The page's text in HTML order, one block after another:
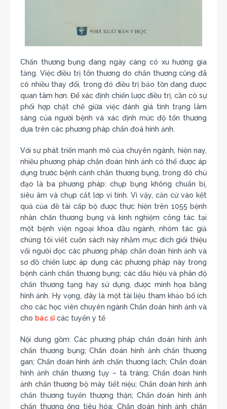
Chấn thương bụng đang ngày càng có xu hướng gia
tăng. Việc điều trị tổn thương do chấn thương cũng đã
có nhiều thay đổi, trong đó điều trị bảo tồn đang được
quan tâm hơn. Để xác định chiến lược điều trị, cần có sự
phối hợp chặt chẽ giữa việc đánh giá tình trạng lâm
sàng của người bệnh và xác định mức độ tổn thương
dựa trên các phương pháp chẩn đoá hình ảnh.
Với sự phát triển mạnh mẽ của chuyên ngành, hiện nay,
nhiều phương pháp chẩn đoán hình ảnh có thể được áp
dụng trước bệnh cảnh chấn thương bụng, trong đó chủ
đạo là ba phương pháp: chụp bụng không chuẩn bị,
siêu âm và chụp cắt lớp vi tính. Vì vậy, căn cứ vào kết
quả của đề tài cấp bộ được thực hiện trên 1055 bệnh
nhân chấn thương bụng và kinh nghiệm công tác tại
một bệnh viện ngoại khoa đầu ngành, nhóm tác giả
chúng tôi viết cuốn sách này nhằm mục đích giối thiệu
vối ngưòi đọc các phương pháp chẩn đoán hình ảnh và
sơ đồ chiến lược áp dụng các phương pháp này trong
bệnh cảnh chấn thương bụng; các dấu hiệu và phân độ
chấn thương tạng hay sử dụng, được minh họa bằng
hình ảnh. Hy vọng, đây là một tài liệu tham khảo bổ ích
cho các học viên chuyên ngành Chẩn đoán hình ảnh và
cho bác sĩcác tuyến y tế
Nội dung gồm: Các phương pháp chẩn đoán hình ảnh
chấn thương bụng; Chẩn đoán hình ảnh chấn thương
gan; Chẩn đoán hình ảnh chấn thương lách; Chẩn đoán
hình ảnh chấn thương tụy – tá tràng; Chẩn đoán hình
ảnh chấn thương bộ máy tiết niệu; Chẩn đoán hình ảnh
chấn thương tuyến thượng thận; Chẩn đoán hình ảnh
chấn thương ống tiêu hóa; Chẩn đoán hình ảnh chấn